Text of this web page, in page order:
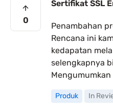
0
Sertifikat SSL
Penambahan
Rencana ini
kedapatan
selengkapnya
Mengumumkan
Produk In